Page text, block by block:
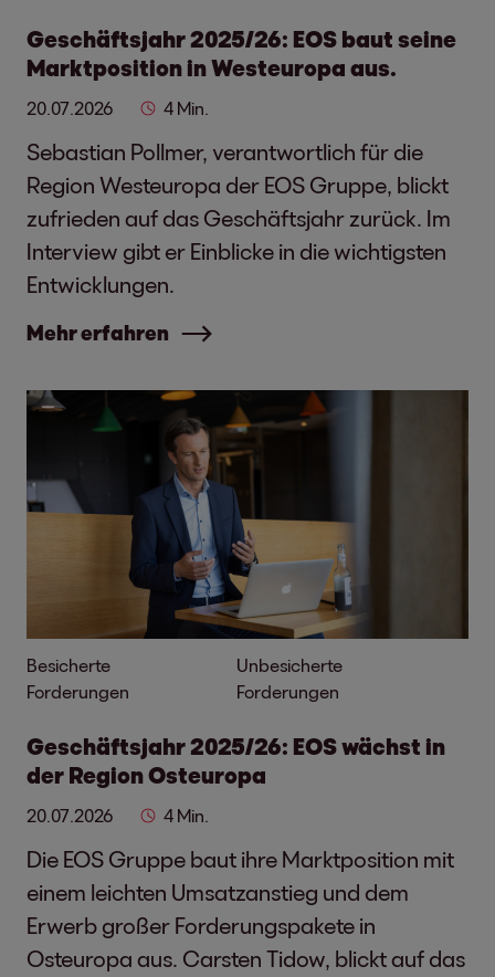
Geschäftsjahr 2025/26: EOS baut seine
Marktposition in Westeuropa aus.
20.07.2026 4 Min.
Sebastian Pollmer, verantwortlich für die
Region Westeuropa der EOS Gruppe, blickt
zufrieden auf das Geschäftsjahr zurück. Im
Interview gibt er Einblicke in die wichtigsten
Entwicklungen.
Mehr erfahren
Besicherte
Forderungen
Unbesicherte
Forderungen
Geschäftsjahr 2025/26: EOS wächst in
der Region Osteuropa
20.07.2026 4 Min.
Die EOS Gruppe baut ihre Marktposition mit
einem leichten Umsatzanstieg und dem
Erwerb großer Forderungspakete in
Osteuropa aus. Carsten Tidow, blickt auf das